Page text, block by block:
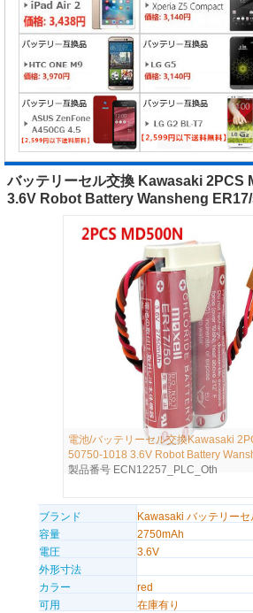
バッテリーセル交換 Kawasaki 2PCS
3.6V Robot Battery Wansheng
電池/バッテリーセル交換Kawasaki
50750-1018 3.6V Robot Battery
製品番号 ECN12257_PLC_Oth
ブランド
Kawasaki バッテリーセ
容量
2750mAh
電圧
3.6V
外形寸法
カラー
red
可用
在庫有り